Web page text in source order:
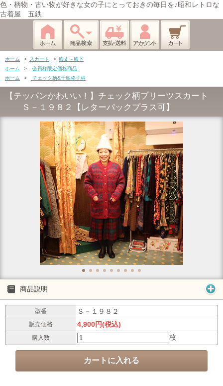
色・柄物・古い物が好きな女の子にとっておきの毎日を♪昭和レトロな
古着屋 五鉄
ホーム > スカート > 膝丈～膝下
ホーム
>
会員様限定価格商品
ホーム
> チェック柄&千鳥格子柄
【テッパンかわいい！】チェック柄プリーツスカート
Ｓ－１９８２【レターパックプラス可】
商品説明
型番 Ｓ－１９８２
販売価格 4,900円(税込)
購入数 枚